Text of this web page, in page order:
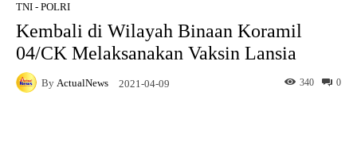
TNI - POLRI
Kembali di Wilayah Binaan Koramil
04/CK Melaksanakan Vaksin Lansia
By ActualNews 2021-04-09 0
340